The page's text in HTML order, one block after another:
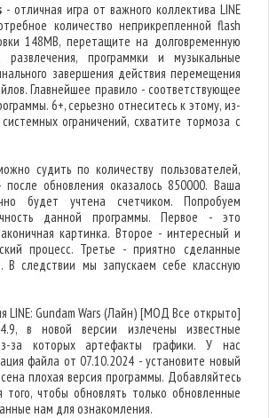
- отличная игра от важного коллектива LINE
количество неприкрепленной flash
148MB, перетащите на долговременную
развлечения, программки и музыкальные
завершения действия перемещения
Главнейшее правило - соответствующее
6+, серьезно отнеситесь к этому, из-
ограничений, схватите тормоза с
судить по количеству пользователей,
после обновления оказалось 850000. Ваша
будет учтена счетчиком. Попробуем
данной программы. Первое - это
картинка. Второе - интересный и
процесс. Третье - приятно сделанные
В следствии мы запускаем себе классную
LINE: Gundam Wars (Лайн) [МОД Все открыто]
в новой версии излечены известные
за которых артефакты графики. У нас
файла от 07.10.2024 - установите новый
плохая версия программы. Добавляйтесь
чтобы обновлять только обновленные
нам для ознакомления.